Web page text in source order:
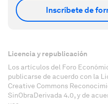
Inscríbete de
Licencia y republicación
Los artículos del Foro
publicarse de acuerdo con la
Creative Commons
SinObraDerivada 4.0, y de